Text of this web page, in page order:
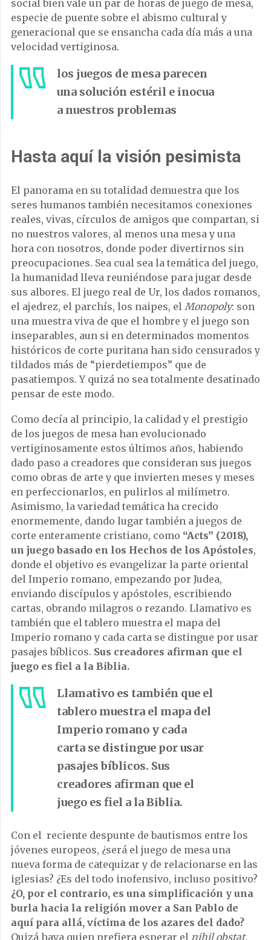
social bien vale un par de horas de juego de mesa,
especie de puente sobre el abismo cultural y
generacional que se ensancha cada día más a una
velocidad vertiginosa.
los juegos de mesa parecen
una solución estéril e inocua
a nuestros problemas
Hasta aquí la visión pesimista
El panorama en su totalidad demuestra que los
seres humanos también necesitamos conexiones
reales, vivas, círculos de amigos que compartan, si
no nuestros valores, al menos una mesa y una
hora con nosotros, donde poder divertirnos sin
preocupaciones. Sea cual sea la temática del juego,
la humanidad lleva reuniéndose para jugar desde
sus albores. El juego real de Ur, los dados romanos,
el ajedrez, el parchís, los naipes, el Monopoly: son
una muestra viva de que el hombre y el juego son
inseparables, aun si en determinados momentos
históricos de corte puritana han sido censurados y
tildados más de “pierdetiempos” que de
pasatiempos. Y quizá no sea totalmente desatinado
pensar de este modo.
Como decía al principio, la calidad y el prestigio
de los juegos de mesa han evolucionado
vertiginosamente estos últimos años, habiendo
dado paso a creadores que consideran sus juegos
como obras de arte y que invierten meses y meses
en perfeccionarlos, en pulirlos al milímetro.
Asimismo, la variedad temática ha crecido
enormemente, dando lugar también a juegos de
corte enteramente cristiano, como “Acts” (2018),
un juego basado en los Hechos de los Apóstoles,
donde el objetivo es evangelizar la parte oriental
del Imperio romano, empezando por Judea,
enviando discípulos y apóstoles, escribiendo
cartas, obrando milagros o rezando. Llamativo es
también que el tablero muestra el mapa del
Imperio romano y cada carta se distingue por usar
pasajes bíblicos. Sus creadores afirman que el
juego es fiel a la Biblia.
Llamativo es también que el
tablero muestra el mapa del
Imperio romano y cada
carta se distingue por usar
pasajes bíblicos. Sus
creadores afirman que el
juego es fiel a la Biblia.
Con el reciente despunte de bautismos entre los
jóvenes europeos, ¿será el juego de mesa una
nueva forma de catequizar y de relacionarse en las
iglesias? ¿Es del todo inofensivo, incluso positivo?
¿O, por el contrario, es una simplificación y una
burla hacia la religión mover a San Pablo de
aquí para allá, víctima de los azares del dado?
Quizá haya quien prefiera esperar el nihil obstat.